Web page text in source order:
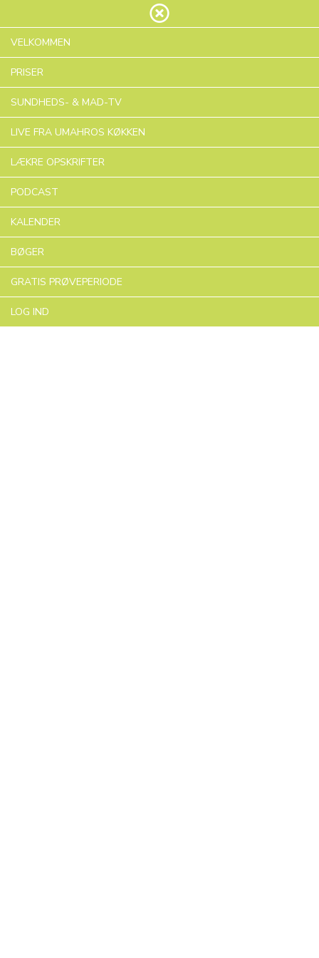
VELKOMMEN
PRISER
SUNDHEDS- & MAD-TV
LIVE FRA UMAHROS KØKKEN
LÆKRE OPSKRIFTER
PODCAST
KALENDER
BØGER
GRATIS PRØVEPERIODE
LOG IND
FASTE - TRAILER
Lær mere
Abonner for at se